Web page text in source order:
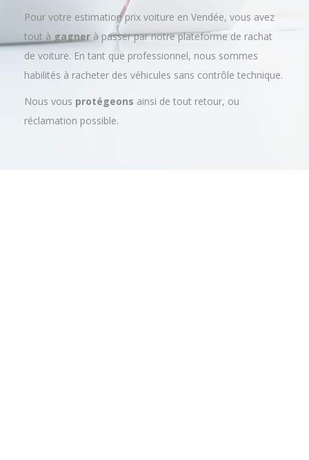
Pour votre estimation prix voiture en Vendée, vous avez
tout à gagner à passer par notre plateforme de rachat
de voiture. En tant que professionnel, nous sommes
habilités à racheter des véhicules sans contrôle technique.
Nous vous protégeons ainsi de tout retour, ou
réclamation possible.